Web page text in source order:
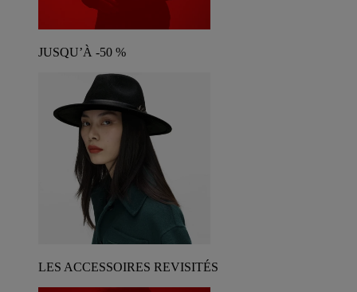
JUSQU’À -50 %
LES ACCESSOIRES REVISITÉS